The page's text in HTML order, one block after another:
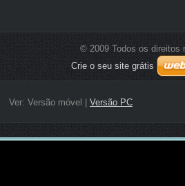
© 2009 Todos os direitos
Crie o seu site grátis
Ver: Versão móvel Versão PC